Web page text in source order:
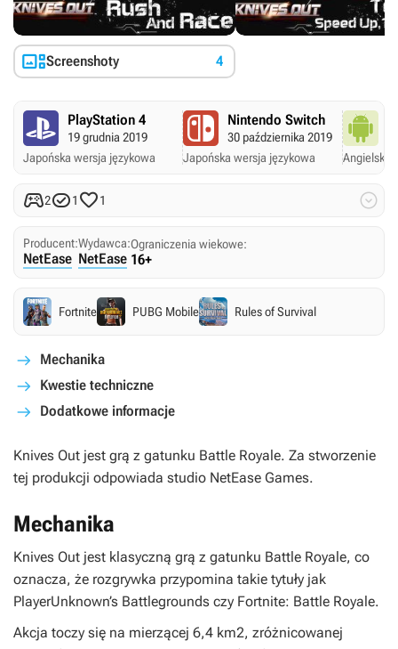
Screenshoty 4
PlayStation 4
19 grudnia 2019
Japońska wersja językowa
Nintendo Switch
30 października 2019
Japońska wersja językowa
Angielskie
21 1 
Producent:
NetEase
Wydawca:
NetEase
Ograniczenia wiekowe:
16+
Fortnite PUBG Mobile Rules of Survival
Mechanika
Kwestie techniczne
Dodatkowe informacje
Knives Out jest grą z gatunku Battle Royale. Za stworzenie
tej produkcji odpowiada studio NetEase Games.
Mechanika
Knives Out jest klasyczną grą z gatunku Battle Royale, co
oznacza, że rozgrywka przypomina takie tytuły jak
PlayerUnknown’s Battlegrounds czy Fortnite: Battle Royale.
Akcja toczy się na mierzącej 6,4 km2, zróżnicowanej